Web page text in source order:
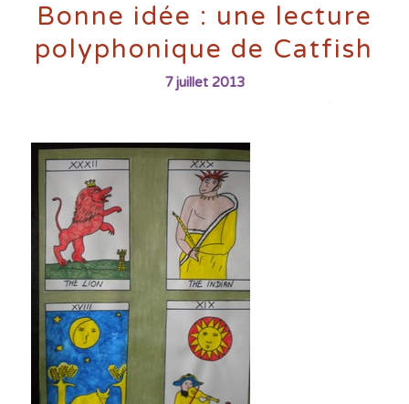
Bonne idée : une lecture
polyphonique de Catfish
7 juillet 2013